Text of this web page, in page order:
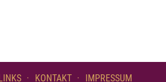
KONTAKT IMPRESSUM